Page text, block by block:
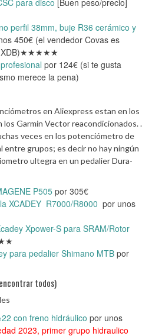
para disco [Buen peso/precio]
perfil 38mm, buje R36 cerámico y
450€ (el vendedor Covas es
XDB)★★★★★
por 124€ (si te gusta
merece la pena)
en Aliexpress estan en los
Garmin Vector reacondicionados. .
veces en los potenciómetro de
entre grupos; es decir no hay ningún
ultegra en un pedalier Dura-
P505 por 305€
XCADEY R7000/R8000 por unos
Xpower-S para SRAM/Rotor
para pedalier Shimano MTB por
todos)
con freno hidráulico por unos
2023, primer grupo hidraulico